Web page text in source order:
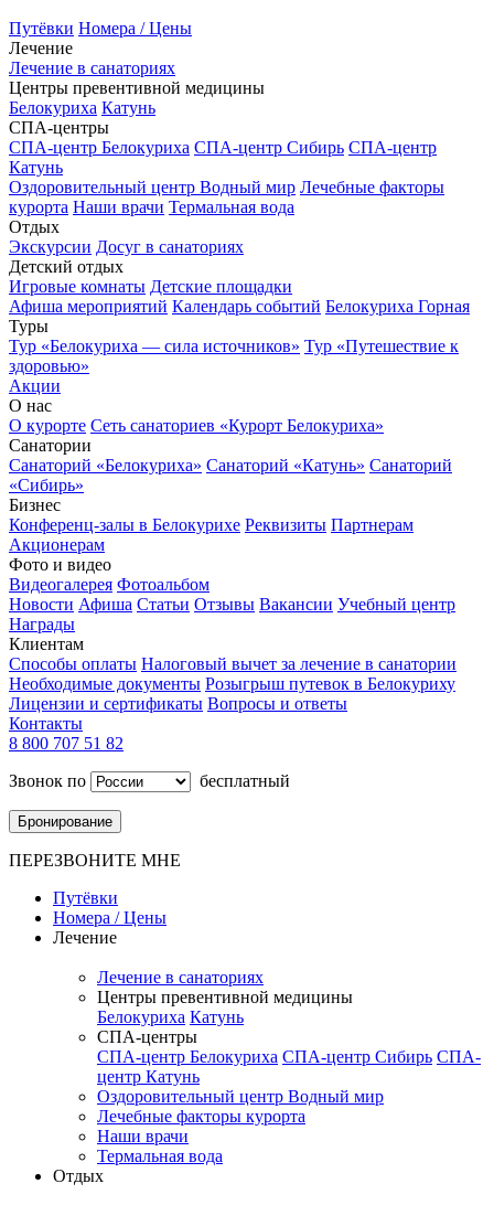
Путёвки Номера / Цены
Лечение
Лечение в санаториях
Центры превентивной медицины
Белокуриха Катунь
СПА-центры
СПА-центр Белокуриха СПА-центр Сибирь СПА-центр
Катунь
Оздоровительный центр Водный мир Лечебные факторы
курорта Наши врачи Термальная вода
Отдых
Экскурсии Досуг в санаториях
Детский отдых
Игровые комнаты Детские площадки
Афиша мероприятий Календарь событий Белокуриха Горная
Туры
Тур «Белокуриха — сила источников» Тур «Путешествие к
здоровью»
Акции
О нас
О курорте Сеть санаториев «Курорт Белокуриха»
Санатории
Санаторий «Белокуриха» Санаторий «Катунь» Санаторий
«Сибирь»
Бизнес
Конференц-залы в Белокурихе Реквизиты Партнерам
Акционерам
Фото и видео
Видеогалерея Фотоальбом
Новости Афиша Статьи Отзывы Вакансии Учебный центр
Награды
Клиентам
Способы оплаты Налоговый вычет за лечение в санатории
Необходимые документы Розыгрыш путевок в Белокуриху
Лицензии и сертификаты Вопросы и ответы
Контакты
8 800 707 51 82
Звонок по
бесплатный
Бронирование
ПЕРЕЗВОНИТЕ МНЕ
Путёвки
Номера / Цены
Лечение
Лечение в санаториях
Центры превентивной медицины
Белокуриха Катунь
СПА-центры
СПА-центр Белокуриха СПА-центр Сибирь СПА-
центр Катунь
Оздоровительный центр Водный мир
Лечебные факторы курорта
Наши врачи
Термальная вода
Отдых